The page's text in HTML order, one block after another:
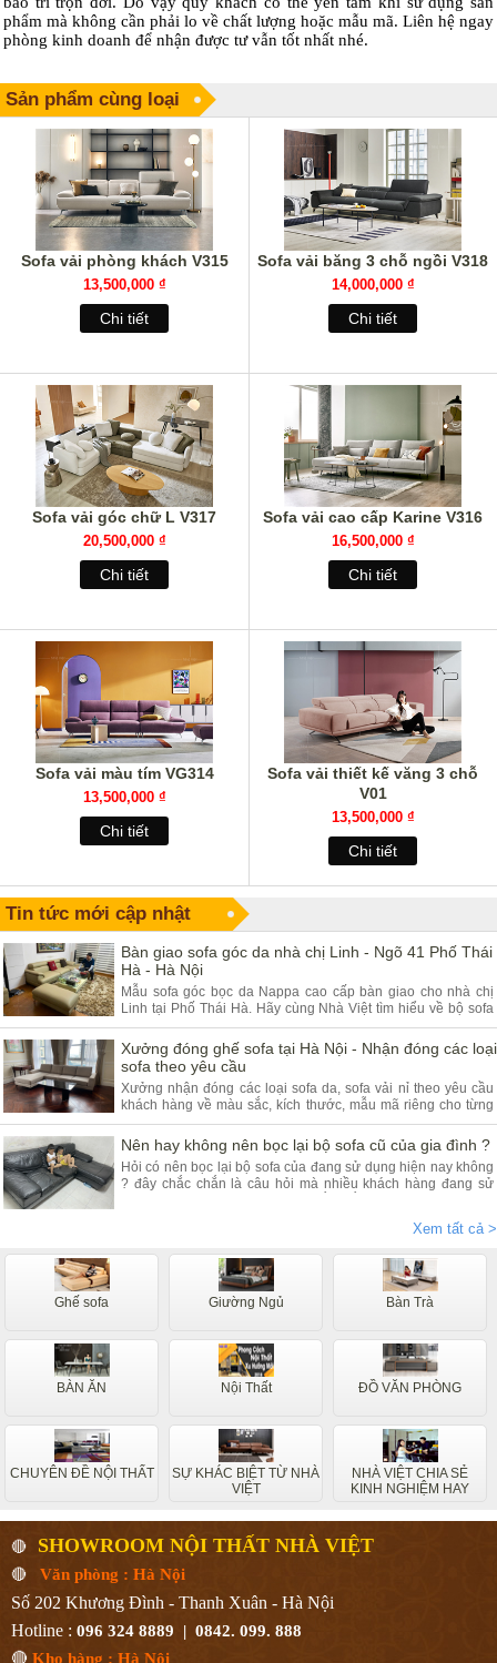
phẩm mà không cần phải lo về chất lượng hoặc mẫu mã. Liên hệ ngay
phòng kinh doanh để nhận được tư vẫn tốt nhất nhé.
Sản phẩm cùng loại
Sofa vải phòng khách V315
13,500,000 ₫
Chi tiết
Sofa vải băng 3 chỗ ngồi V318
14,000,000 ₫
Chi tiết
Sofa vải góc chữ L V317
20,500,000 ₫
Chi tiết
Sofa vải cao cấp Karine V316
16,500,000 ₫
Chi tiết
Sofa vải màu tím VG314
13,500,000 ₫
Chi tiết
Sofa vải thiết kế văng 3 chỗ
V01
13,500,000 ₫
Chi tiết
Tin tức mới cập nhật
Bàn giao sofa góc da nhà chị Linh - Ngõ 41 Phố Thái
Hà - Hà Nội
Mẫu sofa góc bọc da Nappa cao cấp bàn giao cho nhà chị
Linh tại Phố Thái Hà. Hãy cùng Nhà Việt tìm hiểu về bộ sofa
góc da và ưu điểm của sản phẩm.
Xưởng đóng ghế sofa tại Hà Nội - Nhận đóng các loại
sofa theo yêu cầu
Xưởng nhận đóng các loại sofa da, sofa vải nỉ theo yêu cầu
khách hàng về màu sắc, kích thước, mẫu mã riêng cho từng
khách hàng. Quý khách đang có nhu cầu tìm xưởng sofa hãy
tham khảo bài viết dưới đây.
Nên hay không nên bọc lại bộ sofa cũ của gia đình ?
Hỏi có nên bọc lại bộ sofa của đang sử dụng hiện nay không
? đây chắc chắn là câu hỏi mà nhiều khách hàng đang sử
Xem tất cả >
Ghế sofa Giường Ngủ Bàn Trà
BÀN ĂN Nội Thất ĐỒ VĂN PHÒNG
CHUYÊN ĐỀ NỘI THẤT
SỰ KHÁC BIỆT TỪ NHÀ
VIỆT
NHÀ VIỆT CHIA SẺ
KINH NGHIỆM HAY
🔴 SHOWROOM NỘI THẤT NHÀ VIỆT
🔴 Văn phòng : Hà Nội
Số 202 Khương Đình - Thanh Xuân - Hà Nội
Hotline : 096 324 8889 | 0842. 099. 888
🔴 Kho hàng : Hà Nội